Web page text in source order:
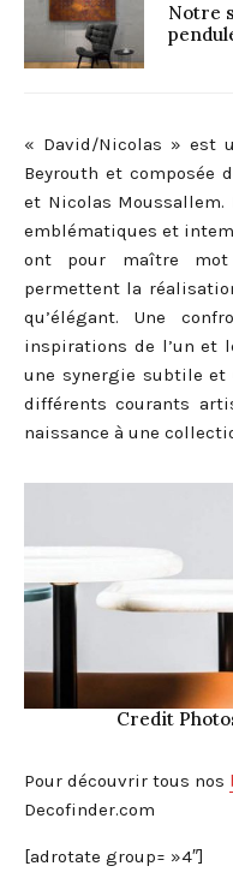
Notre
« David/Nicolas » est
Beyrouth et composée
et Nicolas Moussallem.
emblématiques et
ont pour maître
permettent la
qu’élégant. Une
inspirations de l’un et
une synergie subtile et
différents courants
naissance à une
Credit
Pour découvrir tous nos
Decofinder.com
[adrotate group= »4″]